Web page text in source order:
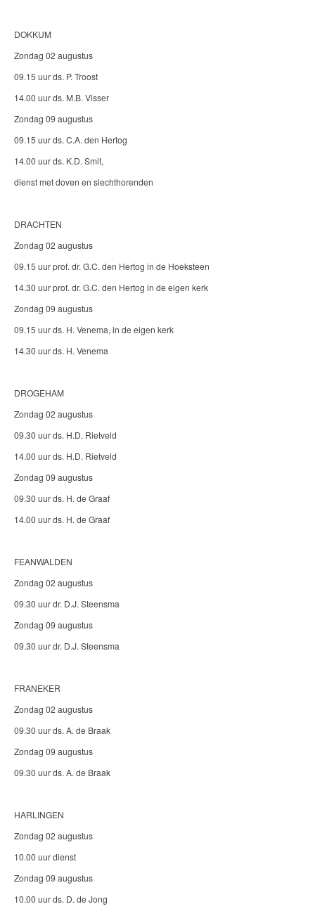
DOKKUM
Zondag 02 augustus
09.15 uur ds. P. Troost
14.00 uur ds. M.B. Visser
Zondag 09 augustus
09.15 uur ds. C.A. den Hertog
14.00 uur ds. K.D. Smit,
dienst met doven en slechthorenden
DRACHTEN
Zondag 02 augustus
09.15 uur prof. dr. G.C. den Hertog in de Hoeksteen
14.30 uur prof. dr. G.C. den Hertog in de eigen kerk
Zondag 09 augustus
09.15 uur ds. H. Venema, in de eigen kerk
14.30 uur ds. H. Venema
DROGEHAM
Zondag 02 augustus
09.30 uur ds. H.D. Rietveld
14.00 uur ds. H.D. Rietveld
Zondag 09 augustus
09.30 uur ds. H. de Graaf
14.00 uur ds. H. de Graaf
FEANWALDEN
Zondag 02 augustus
09.30 uur dr. D.J. Steensma
Zondag 09 augustus
09.30 uur dr. D.J. Steensma
FRANEKER
Zondag 02 augustus
09.30 uur ds. A. de Braak
Zondag 09 augustus
09.30 uur ds. A. de Braak
HARLINGEN
Zondag 02 augustus
10.00 uur dienst
Zondag 09 augustus
10.00 uur ds. D. de Jong